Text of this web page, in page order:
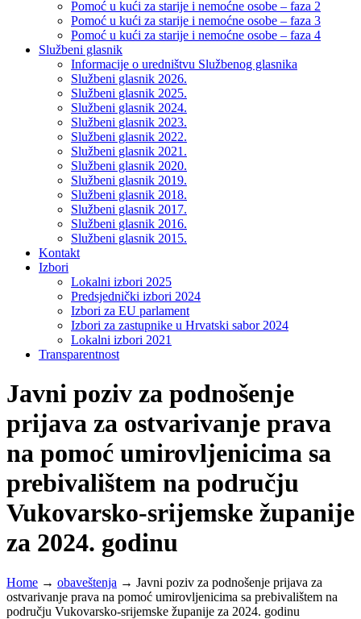
Pomoć u kući za starije i nemoćne osobe – faza 2
Pomoć u kući za starije i nemoćne osobe – faza 3
Pomoć u kući za starije i nemoćne osobe – faza 4
Službeni glasnik
Informacije o uredništvu Službenog glasnika
Službeni glasnik 2026.
Službeni glasnik 2025.
Službeni glasnik 2024.
Službeni glasnik 2023.
Službeni glasnik 2022.
Službeni glasnik 2021.
Službeni glasnik 2020.
Službeni glasnik 2019.
Službeni glasnik 2018.
Službeni glasnik 2017.
Službeni glasnik 2016.
Službeni glasnik 2015.
Kontakt
Izbori
Lokalni izbori 2025
Predsjednički izbori 2024
Izbori za EU parlament
Izbori za zastupnike u Hrvatski sabor 2024
Lokalni izbori 2021
Transparentnost
Javni poziv za podnošenje
prijava za ostvarivanje prava
na pomoć umirovljenicima sa
prebivalištem na području
Vukovarsko-srijemske županije
za 2024. godinu
Home → obaveštenja → Javni poziv za podnošenje prijava za
ostvarivanje prava na pomoć umirovljenicima sa prebivalištem na
području Vukovarsko-srijemske županije za 2024. godinu